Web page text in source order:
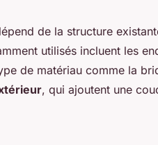
de la structure
utilisés incluent les
de matériau comme la
, qui ajoutent une